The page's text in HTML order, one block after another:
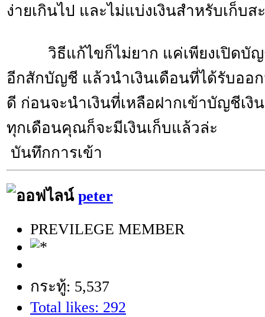
ง่ายเกินไป และไม่แบ่งเงินสำหรับเก็บส
วิธีแก้ไขก็ไม่ยาก แค่เพียงเปิดบัญ
อีกสักบัญชี แล้วนำเงินเดือนที่ได้รับออ
ดี ก่อนจะนำเงินที่เหลือฝากเข้าบัญชีเงิ
ทุกเดือนคุณก็จะมีเงินเก็บแล้วล่ะ
บันทึกการเข้า
peter
PREVILEGE MEMBER
กระทู้: 5,537
Total likes: 292